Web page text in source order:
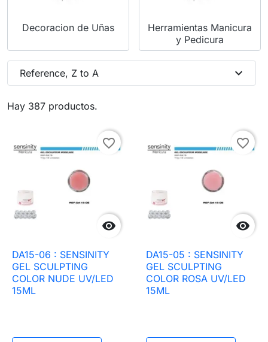
Decoracion de Uñas
Herramientas Manicura
y Pedicura
Hay 387 productos.
Reference, Z to A expand_more

favorite_border
DA15-06 : SENSINITY
GEL SCULPTING
COLOR NUDE UV/LED
15ML

favorite_border
DA15-05 : SENSINITY
GEL SCULPTING
COLOR ROSA UV/LED
15ML